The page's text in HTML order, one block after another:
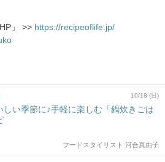
」 >> https://recipeoflife.jp/
10/18 (日)
しい季節に♪手軽に楽しむ「鍋炊きごは
フードスタイリスト 河合真由子